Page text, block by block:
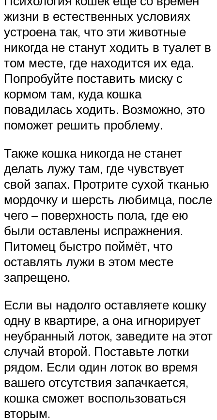
жизни в естественных условиях
устроена так, что эти животные
никогда не станут ходить в туалет в
том месте, где находится их еда.
Попробуйте поставить миску с
кормом там, куда кошка
повадилась ходить. Возможно, это
поможет решить проблему.
Также кошка никогда не станет
делать лужу там, где чувствует
свой запах. Протрите сухой тканью
мордочку и шерсть любимца, после
чего – поверхность пола, где ею
были оставлены испражнения.
Питомец быстро поймёт, что
оставлять лужи в этом месте
запрещено.
Если вы надолго оставляете кошку
одну в квартире, а она игнорирует
неубранный лоток, заведите на этот
случай второй. Поставьте лотки
рядом. Если один лоток во время
вашего отсутствия запачкается,
кошка сможет воспользоваться
вторым.